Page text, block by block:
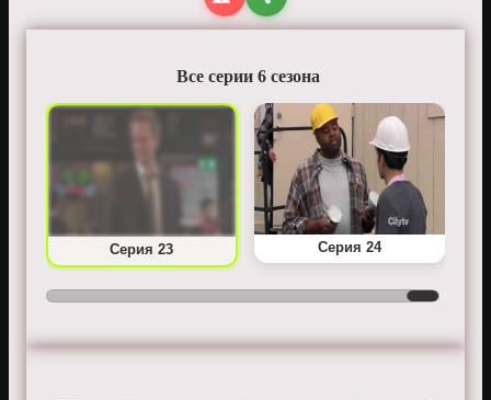
Все серии 6 сезона
Серия 23 Серия 24